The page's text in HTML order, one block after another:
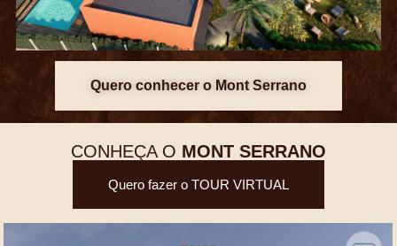
Quero conhecer o Mont Serrano
CONHEÇA O MONT SERRANO
Quero fazer o TOUR VIRTUAL